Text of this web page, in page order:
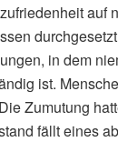
auf
in dem
ist.
Zumutung
fällt eines